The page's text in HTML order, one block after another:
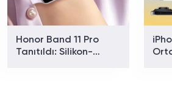
Honor Band 11 Pro
Tanıtıldı: Silikon-